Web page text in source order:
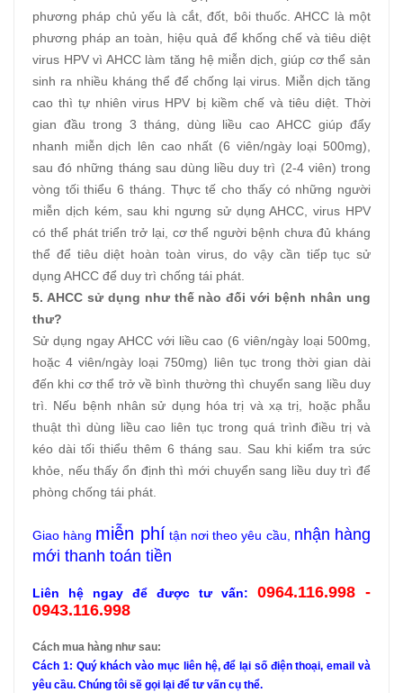
phương pháp chủ yếu là cắt, đốt, bôi thuốc. AHCC là một
phương pháp an toàn, hiệu quả để khống chế và tiêu diệt
virus HPV vì AHCC làm tăng hệ miễn dịch, giúp cơ thể sản
sinh ra nhiều kháng thể để chống lại virus. Miễn dịch tăng
cao thì tự nhiên virus HPV bị kiềm chế và tiêu diệt. Thời
gian đầu trong 3 tháng, dùng liều cao AHCC giúp đẩy
nhanh miễn dịch lên cao nhất (6 viên/ngày loại 500mg),
sau đó những tháng sau dùng liều duy trì (2-4 viên) trong
vòng tối thiểu 6 tháng. Thực tế cho thấy có những người
miễn dịch kém, sau khi ngưng sử dụng AHCC, virus HPV
có thể phát triển trở lại, cơ thể người bệnh chưa đủ kháng
thể để tiêu diệt hoàn toàn virus, do vậy cần tiếp tục sử
dụng AHCC để duy trì chống tái phát.
5. AHCC sử dụng như thế nào đối với bệnh nhân ung
thư?
Sử dụng ngay AHCC với liều cao (6 viên/ngày loại 500mg,
hoặc 4 viên/ngày loại 750mg) liên tục trong thời gian dài
đến khi cơ thể trở về bình thường thì chuyển sang liều duy
trì. Nếu bệnh nhân sử dụng hóa trị và xạ trị, hoặc phẫu
thuật thì dùng liều cao liên tục trong quá trình điều trị và
kéo dài tối thiểu thêm 6 tháng sau. Sau khi kiểm tra sức
khỏe, nếu thấy ổn định thì mới chuyển sang liều duy trì để
phòng chống tái phát.
Giao hàng miễn phí tận nơi theo yêu cầu, nhận hàng
mới thanh toán tiền
Liên hệ ngay để được tư vấn: 0964.116.998 -
0943.116.998
Cách mua hàng như sau:
Cách 1: Quý khách vào mục liên hệ, để lại số điện thoại, email và
yêu cầu. Chúng tôi sẽ gọi lại để tư vấn cụ thể.